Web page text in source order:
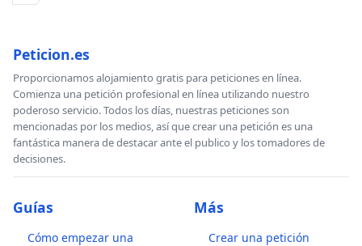
Peticion.es
Proporcionamos alojamiento gratis para peticiones en línea.
Comienza una petición profesional en línea utilizando nuestro
poderoso servicio. Todos los días, nuestras peticiones son
mencionadas por los medios, así que crear una petición es una
fantástica manera de destacar ante el publico y los tomadores de
decisiones.
Guías
Cómo empezar una
Más
Crear una petición